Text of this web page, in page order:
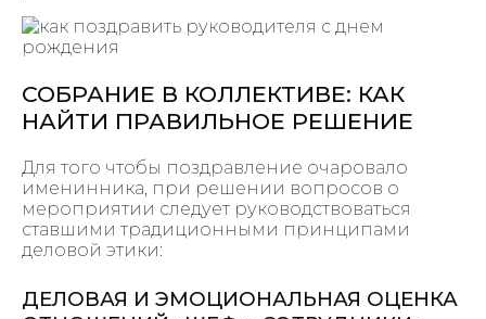
СОБРАНИЕ В КОЛЛЕКТИВЕ: КАК
НАЙТИ ПРАВИЛЬНОЕ РЕШЕНИЕ
Для того чтобы поздравление очаровало
именинника, при решении вопросов о
мероприятии следует руководствоваться
ставшими традиционными принципами
деловой этики:
ДЕЛОВАЯ И ЭМОЦИОНАЛЬНАЯ ОЦЕНКА